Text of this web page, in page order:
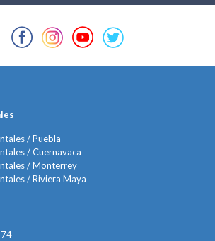
/ Puebla
/ Cuernavaca
/ Monterrey
/ Riviera Maya